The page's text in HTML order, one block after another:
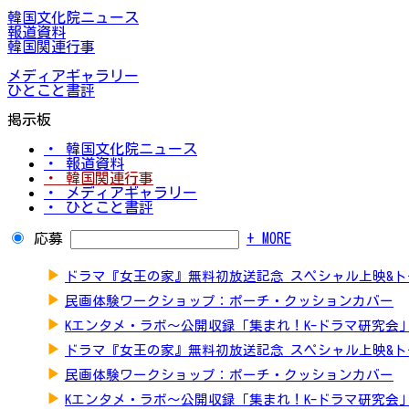
韓国文化院ニュース
報道資料
韓国関連行事
メディアギャラリー
ひとこと書評
掲示板
・ 韓国文化院ニュース
・ 報道資料
・ 韓国関連行事
・ メディアギャラリー
・ ひとこと書評
応募 + MORE
▶ ドラマ『女王の家』無料初放送記念 スペシャル上映&
▶ 民画体験ワークショップ：ポーチ・クッションカバー
▶ Kエンタメ・ラボ～公開収録「集まれ！K-ドラマ研究会」
▶ ドラマ『女王の家』無料初放送記念 スペシャル上映&
▶ 民画体験ワークショップ：ポーチ・クッションカバー
▶ Kエンタメ・ラボ～公開収録「集まれ！K-ドラマ研究会」